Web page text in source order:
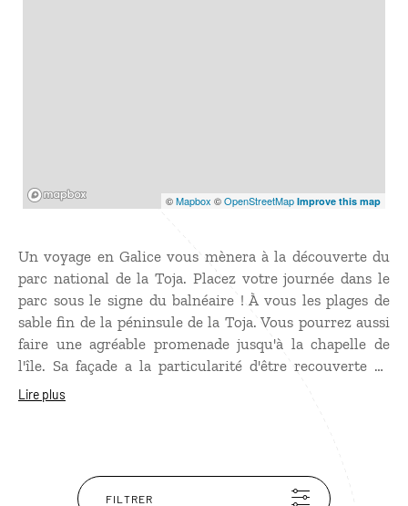
©Mapbox ©OpenStreetMap Improve this map
Un voyage en Galice vous mènera à la découverte du
parc national de la Toja. Placez votre journée dans le
parc sous le signe du balnéaire ! À vous les plages de
sable fin de la péninsule de la Toja. Vous pourrez aussi
faire une agréable promenade jusqu'à la chapelle de
l'île. Sa façade a la particularité d'être recouverte de
coquillages. Les pèlerins se rendant à Saint-Jacques-de-
Pontevedra.
Lire plus
FILTRER